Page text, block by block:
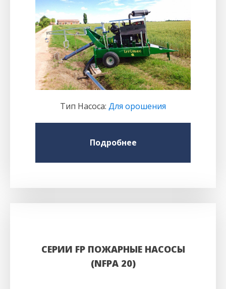
Тип Насоса: Для орошения
Подробнее
СЕРИИ FP ПОЖАРНЫЕ НАСОСЫ
(NFPA 20)